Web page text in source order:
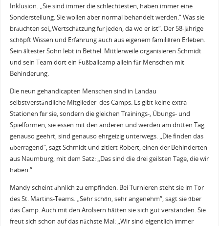
Inklusion. „Sie sind immer die schlechtesten, haben immer eine
Sonderstellung. Sie wollen aber normal behandelt werden.“ Was sie
bräuchten sei„Wertschätzung für jeden, da wo er ist“. Der 58-jährige
schöpft Wissen und Erfahrung auch aus eigenem familiären Erleben.
Sein ältester Sohn lebt in Bethel. Mittlerweile organisieren Schmidt
und sein Team dort ein Fußballcamp allein für Menschen mit
Behinderung.
Die neun gehandicapten Menschen sind in Landau
selbstverständliche Mitglieder des Camps. Es gibt keine extra
Stationen für sie, sondern die gleichen Trainings-, Übungs- und
Spielformen, sie essen mit den anderen und werden am dritten Tag
genauso geehrt, sind genauso ehrgeizig unterwegs. „Die finden das
überragend“, sagt Schmidt und zitiert Robert, einen der Behinderten
aus Naumburg, mit dem Satz: „Das sind die drei geilsten Tage, die wir
haben.“
Mandy scheint ähnlich zu empfinden. Bei Turnieren steht sie im Tor
des St. Martins-Teams. „Sehr schön, sehr angenehm“, sagt sie über
das Camp. Auch mit den Arolsern hätten sie sich gut verstanden. Sie
freut sich schon auf das nächste Mal: „Wir sind eigentlich immer